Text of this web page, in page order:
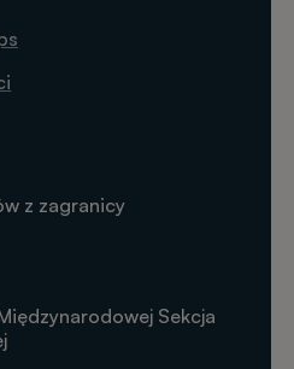
z zagranicy
Sekcja